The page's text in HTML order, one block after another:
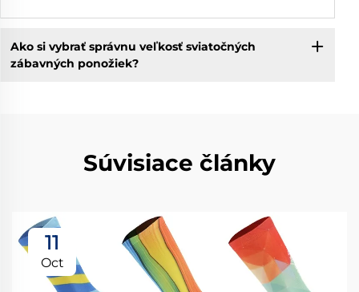
Ako si vybrať správnu veľkosť sviatočných
zábavných ponožiek?
Súvisiace články
11
Oct